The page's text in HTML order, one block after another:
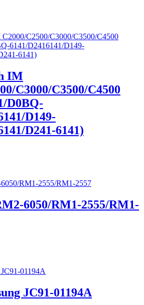
IM
C3000/C3500/C4500
D0BQ-
D149-
D241-6141)
6050/RM1-2555/RM1-
JC91-01194A